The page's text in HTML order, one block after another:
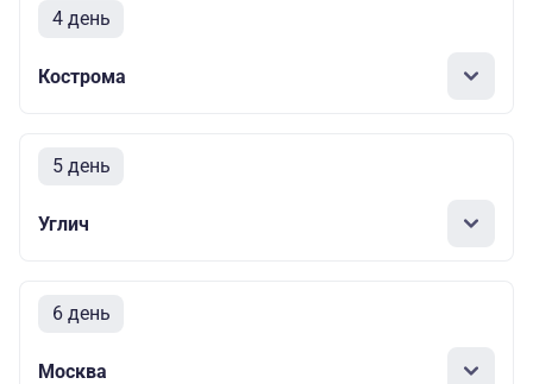
4 день
Кострома
5 день
Углич
6 день
Москва